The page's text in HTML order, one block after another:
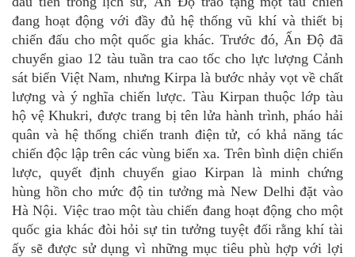
đang hoạt động với đầy đủ hệ thống vũ khí và thiết bị
chiến đấu cho một quốc gia khác. Trước đó, Ấn Độ đã
chuyển giao 12 tàu tuần tra cao tốc cho lực lượng Cảnh
sát biển Việt Nam, nhưng Kirpa là bước nhảy vọt về chất
lượng và ý nghĩa chiến lược. Tàu Kirpan thuộc lớp tàu
hộ vệ Khukri, được trang bị tên lửa hành trình, pháo hải
quân và hệ thống chiến tranh điện tử, có khả năng tác
chiến độc lập trên các vùng biển xa. Trên bình diện chiến
lược, quyết định chuyển giao Kirpan là minh chứng
hùng hồn cho mức độ tin tưởng màNew Delhiđặt vào
Hà Nội. Việc trao một tàu chiến đang hoạt động cho một
quốc gia khác đòi hỏi sự tin tưởng tuyệt đối rằng khí tài
ấy sẽ được sử dụng vì những mục tiêu phù hợp với lợi